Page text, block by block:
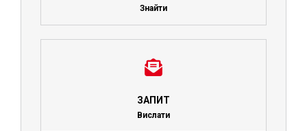
Знайти
ЗАПИТ
Вислати